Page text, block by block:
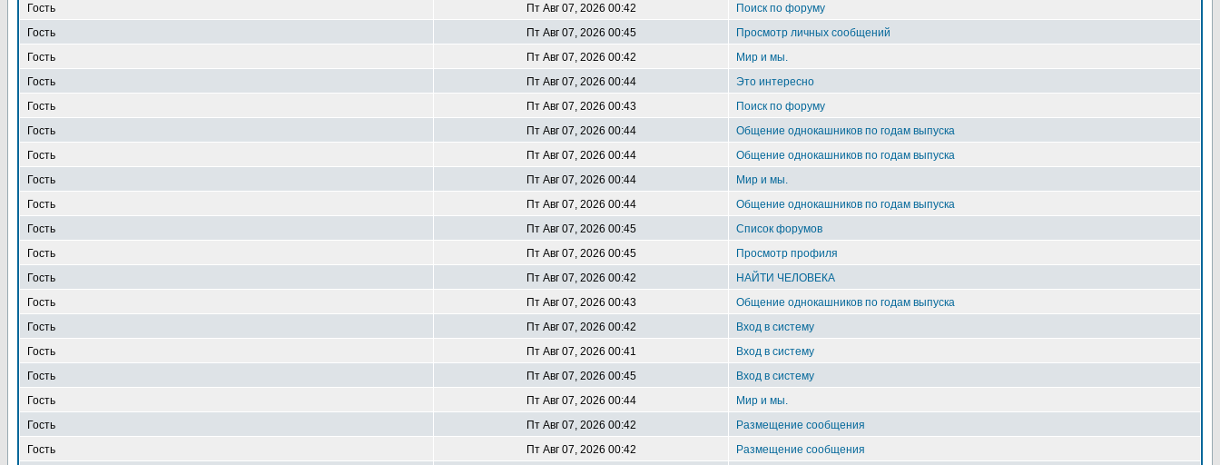
Гость
Пт Авг 07, 2026 00:42
Поиск по форуму
Гость
Пт Авг 07, 2026 00:45
Просмотр личных сообщений
Гость
Пт Авг 07, 2026 00:42
Мир и мы.
Гость
Пт Авг 07, 2026 00:44
Это интересно
Гость
Пт Авг 07, 2026 00:43
Поиск по форуму
Гость
Пт Авг 07, 2026 00:44
Общение однокашников по годам выпуска
Гость
Пт Авг 07, 2026 00:44
Общение однокашников по годам выпуска
Гость
Пт Авг 07, 2026 00:44
Мир и мы.
Гость
Пт Авг 07, 2026 00:44
Общение однокашников по годам выпуска
Гость
Пт Авг 07, 2026 00:45
Список форумов
Гость
Пт Авг 07, 2026 00:45
Просмотр профиля
Гость
Пт Авг 07, 2026 00:42
НАЙТИ ЧЕЛОВЕКА
Гость
Пт Авг 07, 2026 00:43
Общение однокашников по годам выпуска
Гость
Пт Авг 07, 2026 00:42
Вход в систему
Гость
Пт Авг 07, 2026 00:41
Вход в систему
Гость
Пт Авг 07, 2026 00:45
Вход в систему
Гость
Пт Авг 07, 2026 00:44
Мир и мы.
Гость
Пт Авг 07, 2026 00:42
Размещение сообщения
Гость
Пт Авг 07, 2026 00:42
Размещение сообщения